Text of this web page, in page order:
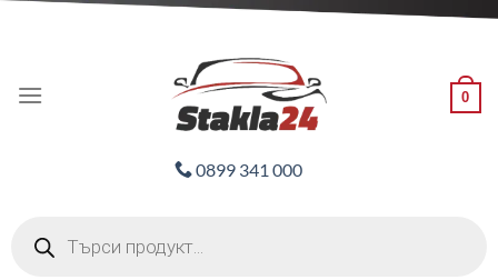
0
0899 341 000
search